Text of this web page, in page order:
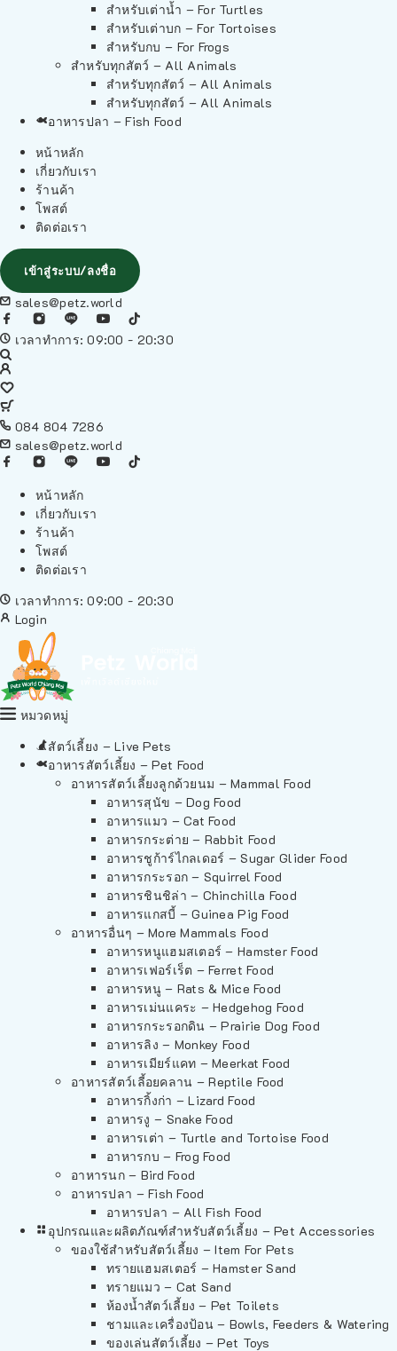
สำหรับเต่าน้ำ – For Turtles
สำหรับเต่าบก – For Tortoises
สำหรับกบ – For Frogs
สำหรับทุกสัตว์ – All Animals
สำหรับทุกสัตว์ – All Animals
สำหรับทุกสัตว์ – All Animals
อาหารปลา – Fish Food
หน้าหลัก
เกี่ยวกับเรา
ร้านค้า
โพสต์
ติดต่อเรา
เข้าสู่ระบบ/ลงชื่อ
sales@petz.world
เวลาทำการ: 09:00 - 20:30
084 804 7286
sales@petz.world
หน้าหลัก
เกี่ยวกับเรา
ร้านค้า
โพสต์
ติดต่อเรา
เวลาทำการ: 09:00 - 20:30
Login
หมวดหมู่
สัตว์เลี้ยง – Live Pets
อาหารสัตว์เลี้ยง – Pet Food
อาหารสัตว์เลี้ยงลูกด้วยนม – Mammal Food
อาหารสุนัข – Dog Food
อาหารแมว – Cat Food
อาหารกระต่าย – Rabbit Food
อาหารชูก้าร์ไกลเดอร์ – Sugar Glider Food
อาหารกระรอก – Squirrel Food
อาหารชินชิล่า – Chinchilla Food
อาหารแกสบี้ – Guinea Pig Food
อาหารอื่นๆ – More Mammals Food
อาหารหนูแฮมสเตอร์ – Hamster Food
อาหารเฟอร์เร็ต – Ferret Food
อาหารหนู – Rats & Mice Food
อาหารเม่นแคระ – Hedgehog Food
อาหารกระรอกดิน – Prairie Dog Food
อาหารลิง – Monkey Food
อาหารเมียร์แคท – Meerkat Food
อาหารสัตว์เลี้อยคลาน – Reptile Food
อาหารกิ้งก่า – Lizard Food
อาหารงู – Snake Food
อาหารเต่า – Turtle and Tortoise Food
อาหารกบ – Frog Food
อาหารนก – Bird Food
อาหารปลา – Fish Food
อาหารปลา – All Fish Food
อุปกรณและผลิตภัณฑ์สำหรับสัตว์เลี้ยง – Pet Accessories
ของใช้สำหรับสัตว์เลี้ยง – Item For Pets
ทรายแฮมสเตอร์ – Hamster Sand
ทรายแมว – Cat Sand
ห้องน้ำสัตว์เลี้ยง – Pet Toilets
ชามและเครื่องป้อน – Bowls, Feeders & Watering
ของเล่นสัตว์เลี้ยง – Pet Toys